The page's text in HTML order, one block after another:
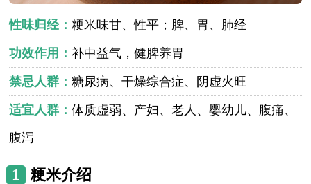
性味归经：粳米味甘、性平；脾、胃、肺经
功效作用：补中益气，健脾养胃
禁忌人群：糖尿病、干燥综合症、阴虚火旺
适宜人群：体质虚弱、产妇、老人、婴幼儿、腹痛、
腹泻
1 粳米介绍